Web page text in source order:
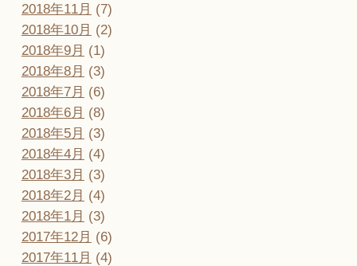
2018年11月 (7)
2018年10月 (2)
2018年9月 (1)
2018年8月 (3)
2018年7月 (6)
2018年6月 (8)
2018年5月 (3)
2018年4月 (4)
2018年3月 (3)
2018年2月 (4)
2018年1月 (3)
2017年12月 (6)
2017年11月 (4)